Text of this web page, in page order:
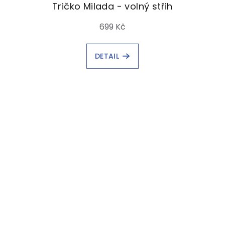
Tričko Milada - volný střih
699 Kč
DETAIL